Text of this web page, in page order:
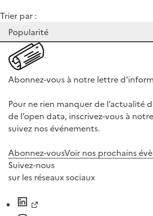
Trier par :
Abonnez-vous à notre lettre
Pour ne rien manquer de l’actualité
de l’open data, inscrivez-vous à
suivez nos événements.
Abonnez-vousVoir nos prochains
Suivez-nous
sur les réseaux sociaux